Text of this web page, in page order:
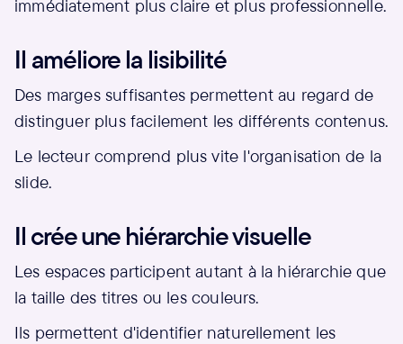
immédiatement plus claire et plus professionnelle.
Il améliore la lisibilité
Des marges suffisantes permettent au regard de
distinguer plus facilement les différents contenus.
Le lecteur comprend plus vite l'organisation de la
slide.
Il crée une hiérarchie visuelle
Les espaces participent autant à la hiérarchie que
la taille des titres ou les couleurs.
Ils permettent d'identifier naturellement les